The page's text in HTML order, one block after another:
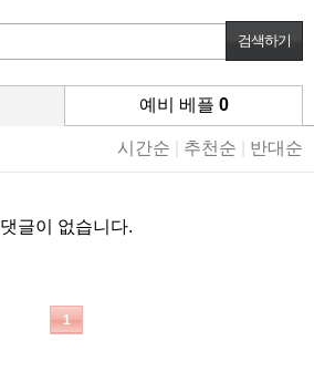
예비 베플 0
시간순 추천순 반대순
댓글이 없습니다.
1